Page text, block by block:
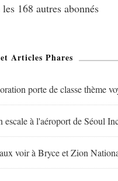
168 autres abonnés
et Articles Phares
porte de classe thème
escale à l'aéroport de Séoul
voir à Bryce et Zion